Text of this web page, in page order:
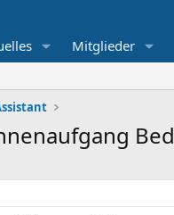
Mitglieder